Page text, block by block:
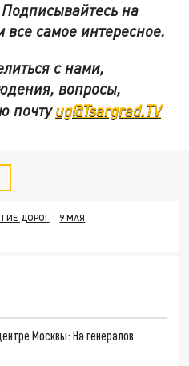
Подписывайтесь на
все самое интересное.
с нами,
вопросы,
почтуug@Tsargrad.TV
ДОРОГ
9 МАЯ
Москвы: На генералов